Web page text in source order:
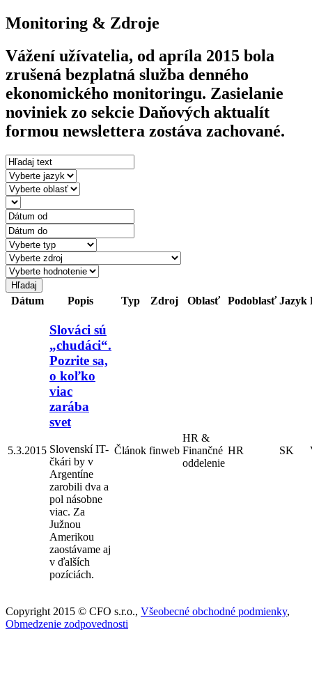
Monitoring & Zdroje
Vážení užívatelia, od apríla 2015 bola
zrušená bezplatná služba denného
ekonomického monitoringu. Zasielanie
noviniek zo sekcie Daňových aktualít
formou newslettera zostáva zachované.
Dátum Popis Typ Zdroj Oblasť Podoblasť Jazyk
5.3.2015
Slováci sú
„chudáci“.
Pozrite sa,
o koľko
viac
zarába
svet
Slovenskí IT-
čkári by v
Argentíne
zarobili dva a
pol násobne
viac. Za
Južnou
Amerikou
zaostávame aj
v ďalších
pozíciách.
Článok finweb
HR &
Finančné
oddelenie
HR SK
Copyright 2015 © CFO s.r.o., Všeobecné obchodné podmienky,
Obmedzenie zodpovednosti